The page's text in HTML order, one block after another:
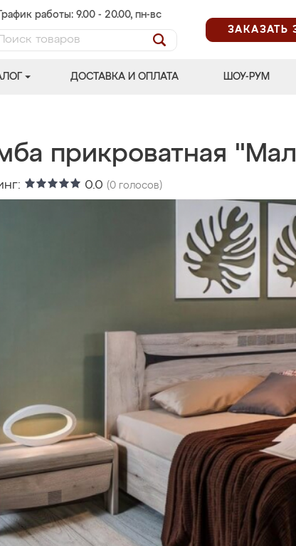
График работы: 9.00 - 20.00, пн-вс
ЗАКАЗАТЬ
ДОСТАВКА И ОПЛАТА ШОУ-РУМ
прикроватная
0.0 (0 голосов)